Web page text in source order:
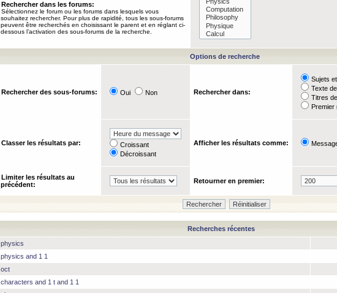
Rechercher dans les forums:
Sélectionnez le forum ou les forums dans lesquels vous
souhaitez rechercher. Pour plus de rapidité, tous les sous-forums
peuvent être recherchés en choisissant le parent et en réglant ci-
dessous l’activation des sous-forums de la recherche.
Options de recherche
Rechercher des sous-forums: Oui Non Rechercher dans:
Sujets
Texte
Titres
Premier
Classer les résultats par:
Croissant
Décroissant
Afficher les résultats comme:
Limiter les résultats au
précédent:
Retourner en premier:
Recherches récentes
physics
physics and 1 1
oct
characters and 1 t and 1 1